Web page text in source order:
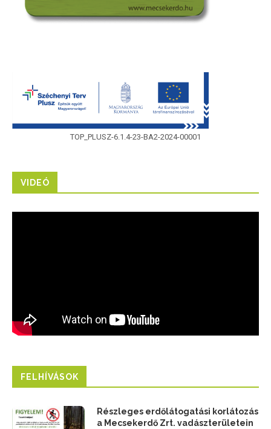
TOP_PLUSZ-6.1.4-23-BA2-2024-00001
VIDEÓ
FELHÍVÁSOK
Részleges erdőlátogatási korlátozás
a Mecsekerdő Zrt. vadászterületein